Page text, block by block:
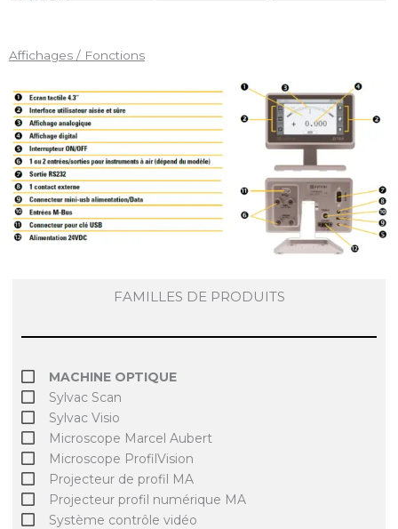
FAMILLES DE PRODUITS
MACHINE OPTIQUE
Sylvac Scan
Sylvac Visio
Microscope Marcel Aubert
Microscope ProfilVision
Projecteur de profil MA
Projecteur profil numérique MA
Système contrôle vidéo
Affichages / Fonctions